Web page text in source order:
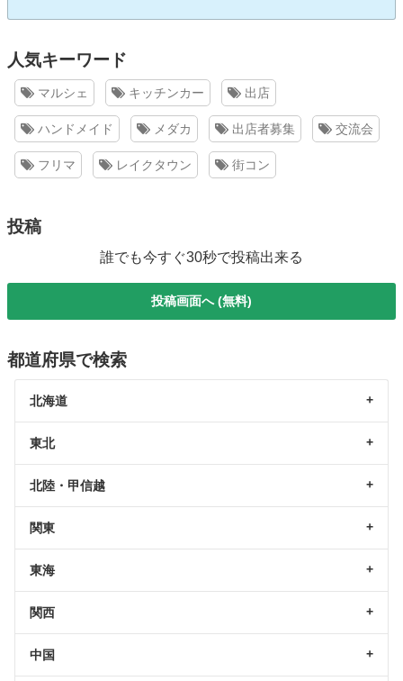
人気キーワード
マルシェ キッチンカー 出店
ハンドメイド メダカ 出店者募集 交流会
フリマ レイクタウン 街コン
投稿
誰でも今すぐ30秒で投稿出来る
投稿画面へ (無料)
都道府県で検索
北海道
東北
北陸・甲信越
関東
東海
関西
中国